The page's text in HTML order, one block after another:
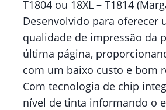
T1804 ou 18XL – T1814
Desenvolvido para oferecer
qualidade de impressão da
última página,
com um baixo custo e bom
Com tecnologia de chip
nível de tinta informando o